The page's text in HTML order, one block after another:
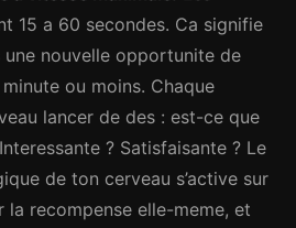
15 a 60 secondes. Ca signifie
nouvelle opportunite de
ou moins. Chaque
lancer de des : est-ce que
? Satisfaisante ? Le
de ton cerveau s’active sur
la recompense elle-meme, et